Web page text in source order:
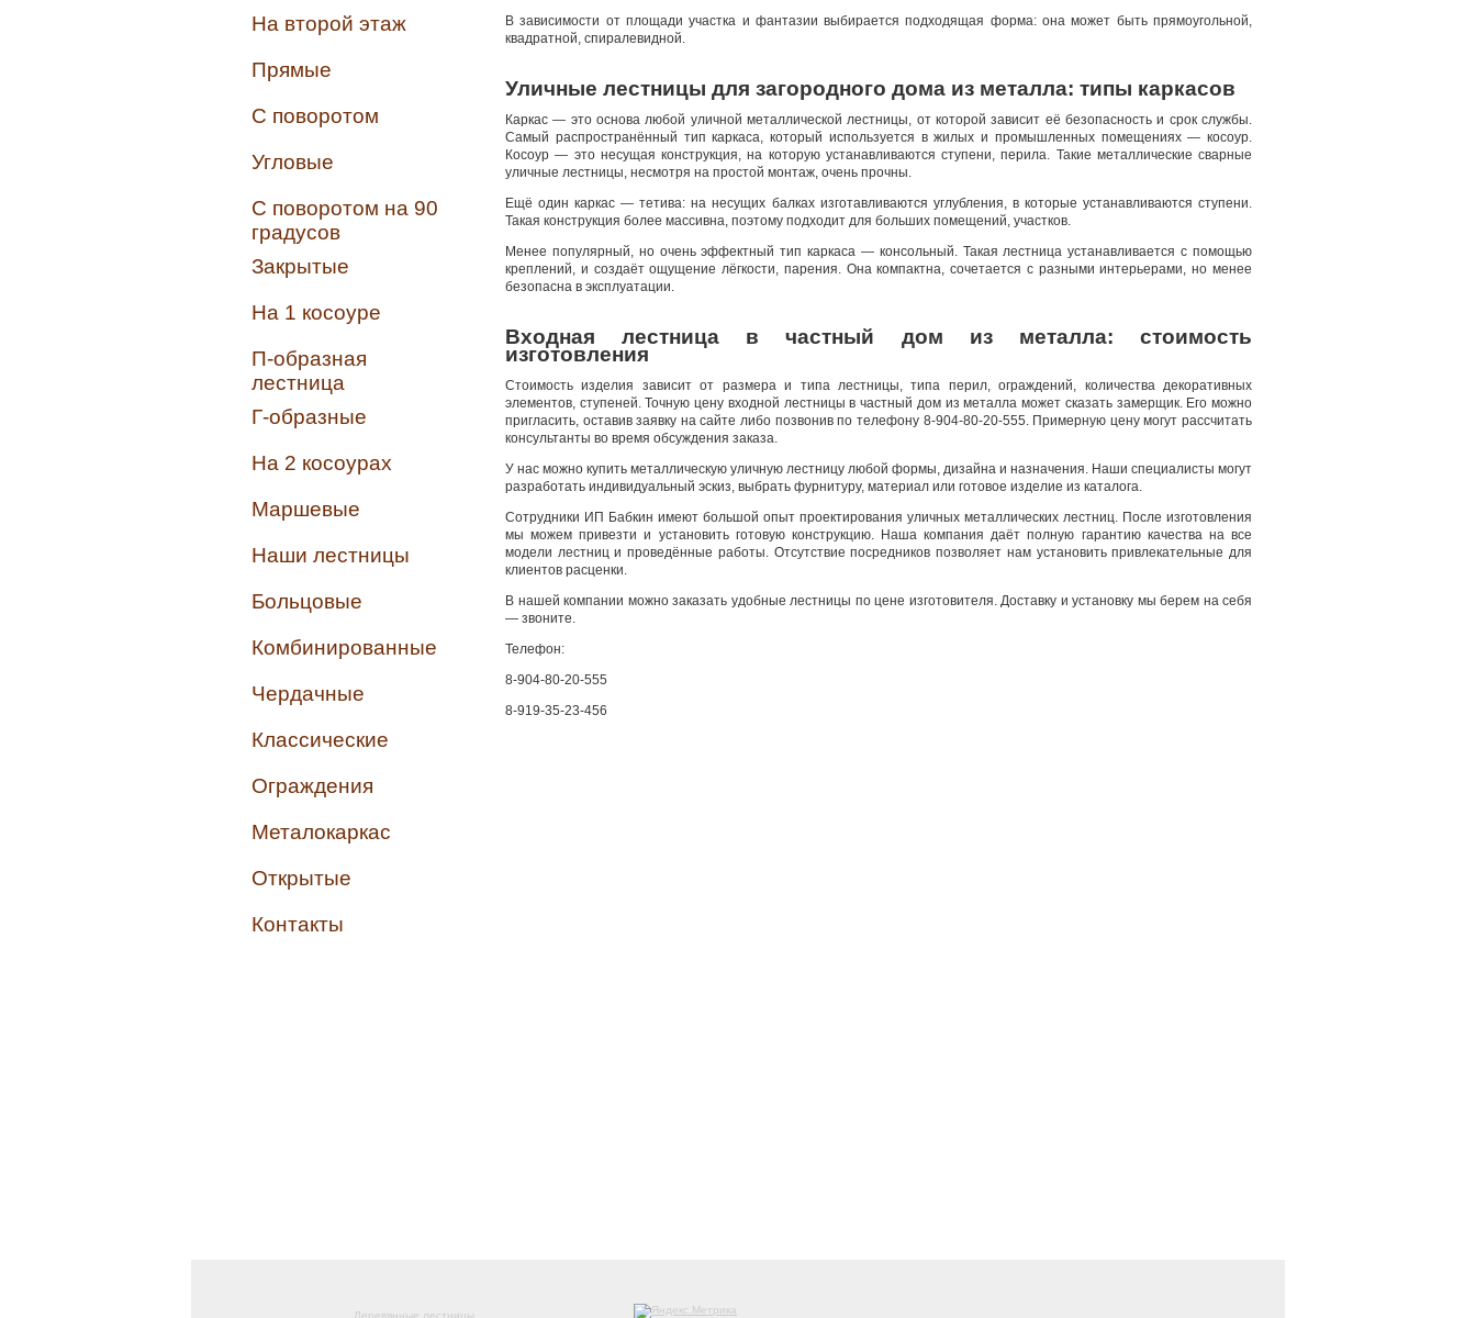
В зависимости от площади участка и фантазии выбирается подходящая форма: она может быть прямоугольной,
квадратной, спиралевидной.
Уличные лестницы для загородного дома из металла: типы каркасов
Каркас — это основа любой уличной металлической лестницы, от которой зависит её безопасность и срок службы.
Самый распространённый тип каркаса, который используется в жилых и промышленных помещениях — косоур.
Косоур — это несущая конструкция, на которую устанавливаются ступени, перила. Такие металлические сварные
уличные лестницы, несмотря на простой монтаж, очень прочны.
Ещё один каркас — тетива: на несущих балках изготавливаются углубления, в которые устанавливаются ступени.
Такая конструкция более массивна, поэтому подходит для больших помещений, участков.
Менее популярный, но очень эффектный тип каркаса — консольный. Такая лестница устанавливается с помощью
креплений, и создаёт ощущение лёгкости, парения. Она компактна, сочетается с разными интерьерами, но менее
безопасна в эксплуатации.
Входная лестница в частный дом из металла: стоимость
изготовления
Стоимость изделия зависит от размера и типа лестницы, типа перил, ограждений, количества декоративных
элементов, ступеней. Точную цену входной лестницы в частный дом из металла может сказать замерщик. Его можно
пригласить, оставив заявку на сайте либо позвонив по телефону 8-904-80-20-555. Примерную цену могут рассчитать
консультанты во время обсуждения заказа.
У нас можно купить металлическую уличную лестницу любой формы, дизайна и назначения. Наши специалисты могут
разработать индивидуальный эскиз, выбрать фурнитуру, материал или готовое изделие из каталога.
Сотрудники ИП Бабкин имеют большой опыт проектирования уличных металлических лестниц. После изготовления
мы можем привезти и установить готовую конструкцию. Наша компания даёт полную гарантию качества на все
модели лестниц и проведённые работы. Отсутствие посредников позволяет нам установить привлекательные для
клиентов расценки.
В нашей компании можно заказать удобные лестницы по цене изготовителя. Доставку и установку мы берем на себя
— звоните.
Телефон:
8-904-80-20-555
8-919-35-23-456
На второй этаж
Прямые
С поворотом
Угловые
С поворотом на 90
градусов
Закрытые
На 1 косоуре
П-образная
лестница
Г-образные
На 2 косоурах
Маршевые
Наши лестницы
Больцовые
Комбинированные
Чердачные
Классические
Ограждения
Металокаркас
Открытые
Контакты
Деревянные лестницы